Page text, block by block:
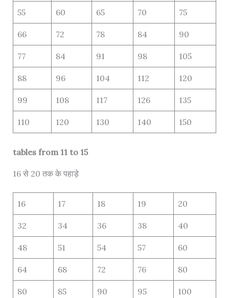
55 60 65 70 75
66 72 78 84 90
77 84 91 98 105
88 96 104 112 120
99 108 117 126 135
110 120 130 140 150
tables from 11 to 15
16 से 20 तक के पहाड़े
16 17 18 19 20
32 34 36 38 40
48 51 54 57 60
64 68 72 76 80
80 85 90 95 100